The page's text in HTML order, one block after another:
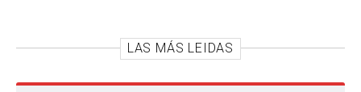
LAS MÁS LEIDAS